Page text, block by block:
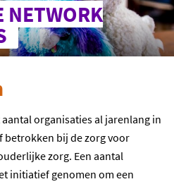
NETWORK
organisaties al jarenlang in
betrokken bij de zorg voor
zorg. Een aantal
initiatief genomen om een